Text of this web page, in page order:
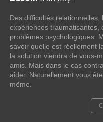
Des difficultés relationnelles,
expériences traumatisantes,
problèmes psychologiques.
savoir quelle est réellement
la solution viendra de vous-
amis. Mais dans le cas
aider. Naturellement vous
même.